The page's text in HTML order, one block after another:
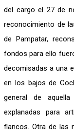
del cargo el 27 de
reconocimiento de
de Pampatar,
fondos para ello
decomisadas a una
en los bajos de
general de
explanadas para
flancos. Otra de las